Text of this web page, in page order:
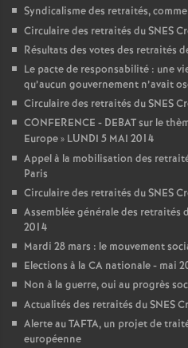
Syndicalisme des retraités,
Circulaire des retraités duSNES
Résultats des votes des retraités
Le pacte de responsabilité : une
qu’aucun gouvernement n’avait
Circulaire des retraités duSNES
CONFERENCE - DEBATsur le
Europe» LUNDI 5 MAI 2014
Appel à la mobilisation des
Paris
Circulaire des retraités duSNES
Assemblée générale des retraités
2014
Mardi 28 mars : le mouvement
Elections à la CA nationale - mai
Non à la guerre, oui au progrès
Actualités des retraités duSNES
Alerte auTAFTA, un projet de
européenne